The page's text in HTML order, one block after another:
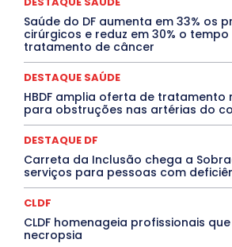
QUALIFICAÇÃO
Rio de Janeiro
Rio
Santa Catarina
São Paulo
Saúde Agora
TÁ FROID?
TEATRO
Saúde do DF aumenta em 33% os
cirúrgicos e reduz em 30% o
tratamento de câncer
DESTAQUE SAÚDE
HBDF amplia oferta de tratamento
para obstruções nas artérias do
DESTAQUE DF
Carreta da Inclusão chega a
serviços para pessoas com
CLDF
CLDF homenageia profissionais
necropsia